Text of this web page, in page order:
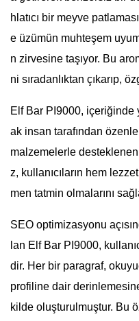
hlatıcı bir meyve
e üzümün muhteşem
n zirvesine taşıyor. Bu
ni sıradanlıktan çıkarıp,
Elf Bar PI9000, içeriğinde
ak insan tarafından
malzemelerle
z, kullanıcıların hem
men tatmin olmalarını
SEO optimizasyonu
lan Elf Bar PI9000,
dir. Her bir paragraf,
profiline dair
kilde oluşturulmuştur. Bu